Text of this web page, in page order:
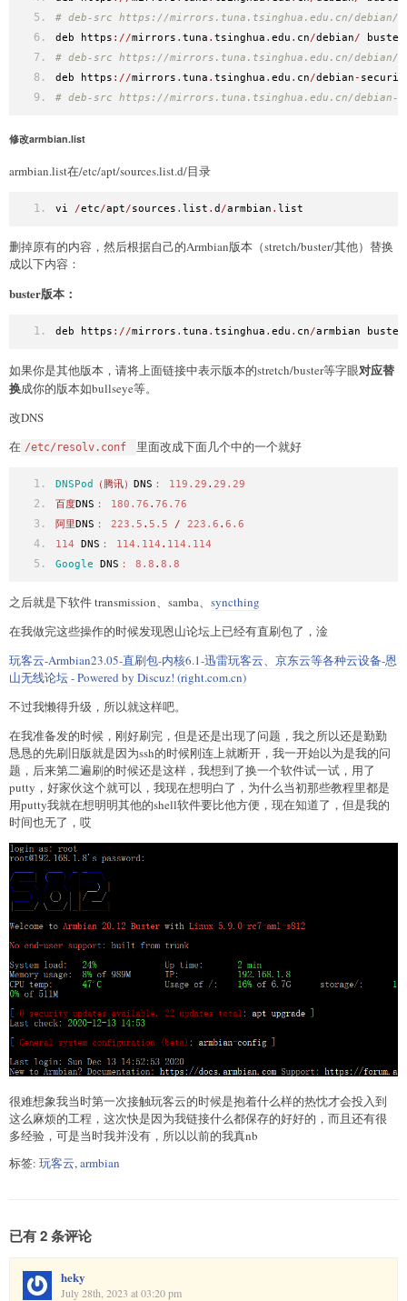
# deb-src https://mirrors.tuna.tsinghua.edu.cn/debian/
deb https ://mirrors . tuna . tsinghua . edu . cn/debian/ buster
# deb-src https://mirrors.tuna.tsinghua.edu.cn/debian/
deb https ://mirrors . tuna . tsinghua . edu . cn/debian -
# deb-src https://mirrors.tuna.tsinghua.edu.cn/debian-
修改armbian.list
armbian.list在/etc/apt/sources.list.d/目录
vi /etc/apt/sources . list . d /armbian . list
删掉原有的内容，然后根据自己的Armbian版本（stretch/buster/其他）替换
成以下内容：
buster版本：
deb https ://mirrors . tuna . tsinghua . edu . cn/armbian
如果你是其他版本，请将上面链接中表示版本的stretch/buster等字眼对应替
换成你的版本如bullseye等。
改DNS
在 /etc/resolv.conf 里面改成下面几个中的一个就好
DNSPod （腾讯） DNS ： 119.29 . 29.29
百度DNS ： 180.76 . 76.76
阿里DNS ： 223.5 . 5.5 / 223.6 . 6.6
114 DNS ： 114.114 . 114.114
Google DNS ： 8.8 . 8.8
之后就是下软件 transmission、samba、 syncthing
在我做完这些操作的时候发现恩山论坛上已经有直刷包了，淦
玩客云-Armbian23.05-直刷包-内核6.1-迅雷玩客云、京东云等各种云设备-恩
山无线论坛 - Powered by Discuz! (right.com.cn)
不过我懒得升级，所以就这样吧。
在我准备发的时候，刚好刷完，但是还是出现了问题，我之所以还是勤勤
恳恳的先刷旧版就是因为ssh的时候刚连上就断开，我一开始以为是我的问
题，后来第二遍刷的时候还是这样，我想到了换一个软件试一试，用了
putty，好家伙这个就可以，我现在想明白了，为什么当初那些教程里都是
用putty我就在想明明其他的shell软件要比他方便，现在知道了，但是我的
时间也无了，哎
很难想象我当时第一次接触玩客云的时候是抱着什么样的热忱才会投入到
这么麻烦的工程，这次快是因为我链接什么都保存的好好的，而且还有很
多经验，可是当时我并没有，所以以前的我真nb
标签: 玩客云,armbian
已有 2 条评论
heky
July 28th, 2023 at 03:20 pm